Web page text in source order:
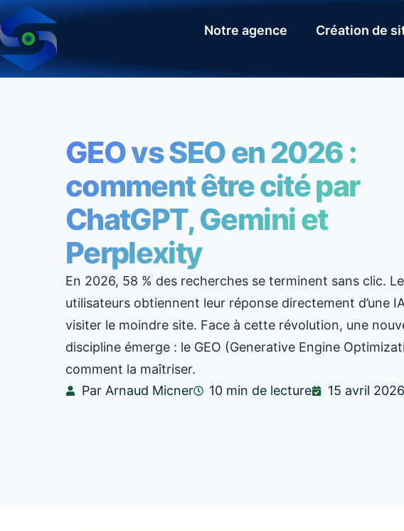
Notre agence Création de
GEO vs SEO en 2026 :
comment être cité par
ChatGPT, Gemini et
Perplexity
En 2026, 58 % des recherches se terminent sans clic.
utilisateurs obtiennent leur réponse directement d’une
visiter le moindre site. Face à cette révolution, une
discipline émerge : le GEO (Generative Engine
comment la maîtriser.
Par Arnaud Micner
10 min de lecture 15 avril 2026